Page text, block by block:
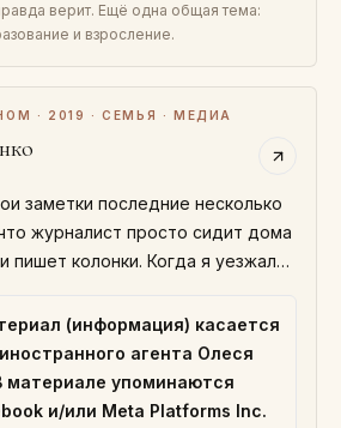
верит. Ещё одна общая тема:
и взросление.
· 2019 · СЕМЬЯ · МЕДИА
заметки последние несколько
журналист просто сидит дома
пишет колонки. Когда я уезжала
(информация) касается
агента Олеся
материале упоминаются
и/или Meta Platforms Inc.